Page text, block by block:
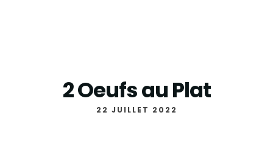
2 Oeufs au Plat
22 JUILLET 2022